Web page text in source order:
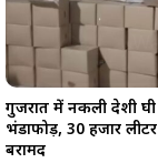
गुजरात में नकली देशी घी
भंडाफोड़, 30 हजार
बरामद